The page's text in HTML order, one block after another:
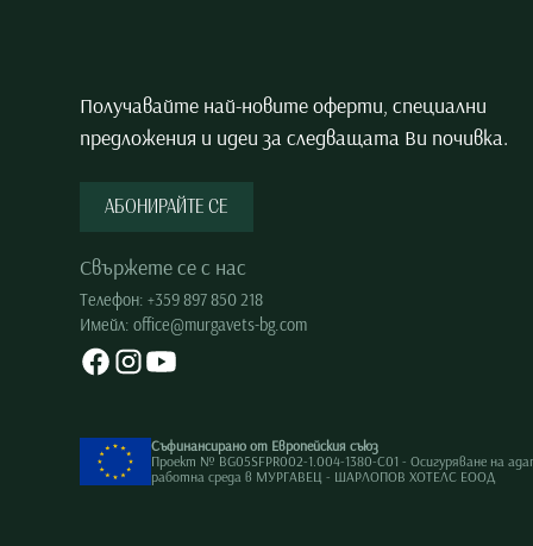
Получавайте най-новите оферти, специални
предложения и идеи за следващата Ви почивка.
АБОНИРАЙТЕ СЕ
Свържете се с нас
Телефон:+359 897 850 218
Имейл:office@murgavets-bg.com
Съфинансирано от Европейския съюз
Проект № BG05SFPR002-1.004-1380-C01 - Осигуряване на
работна среда в МУРГАВЕЦ - ШАРЛОПОВ ХОТЕЛС ЕООД